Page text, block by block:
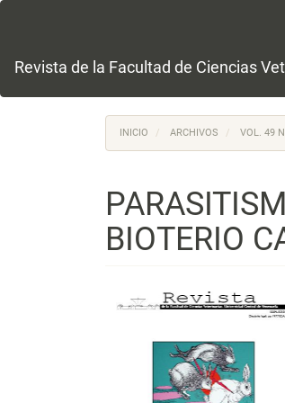
principal
lateral
Revista de la Facultad de Ciencias
INICIO ARCHIVOS VOL. 49
BIOTERIO
Barra
artículo